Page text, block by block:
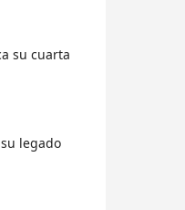
su cuarta
legado